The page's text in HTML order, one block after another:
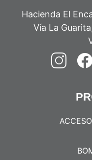
Hacienda El
Vía La